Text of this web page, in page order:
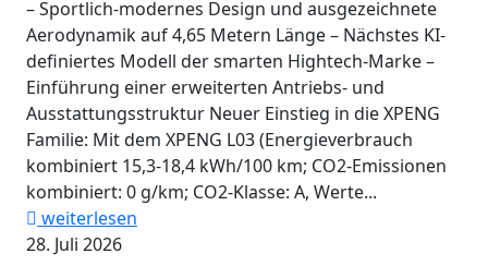
– Sportlich-modernes Design und ausgezeichnete
Aerodynamik auf 4,65 Metern Länge – Nächstes KI-
definiertes Modell der smarten Hightech-Marke –
Einführung einer erweiterten Antriebs- und
Ausstattungsstruktur Neuer Einstieg in die XPENG
Familie: Mit dem XPENG L03 (Energieverbrauch
kombiniert 15,3-18,4 kWh/100 km; CO2-Emissionen
kombiniert: 0 g/km; CO2-Klasse: A, Werte...
weiterlesen
28. Juli 2026